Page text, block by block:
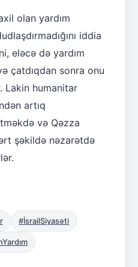
olan yardım
iddia
eləcə də yardım
çatdıqdan sonra onu
Lakin humanitar
artıq
və Qəzza
şəkildə nəzarətdə
#İsrailSiyasəti